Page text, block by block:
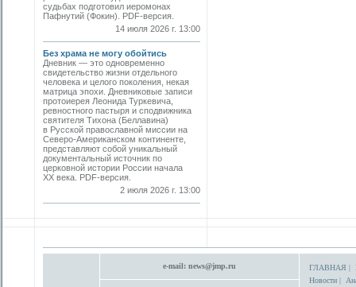
судьбах подготовил иеромонах
Пафнутий (Фокин). PDF-версия.
14 июля 2026 г. 13:00
Без храма не могу обойтись
Дневник — это одновременно
свидетельство жизни отдельного
человека и целого поколения, некая
матрица эпохи. Дневниковые записи
протоиерея Леонида Туркевича,
ревностного пастыря и сподвижника
святителя Тихона (Беллавина)
в Русской православной миссии на
Северо-Американском континенте,
представляют собой уникальный
документальный источник по
церковной истории России начала
ХХ века. PDF-версия.
2 июля 2026 г. 13:00
e-mail: news@jmp.ru ГЛАВНАЯ |
Новости |